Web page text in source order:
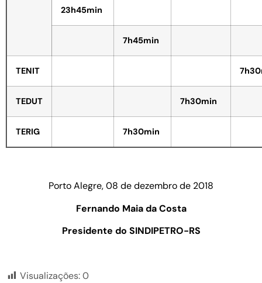
23h45min
7h45min
TENIT
TEDUT 7h30min
TERIG 7h30min
Porto Alegre, 08 de dezembro de 2018
Fernando Maia da Costa
Presidente do SINDIPETRO-RS
Visualizações:0